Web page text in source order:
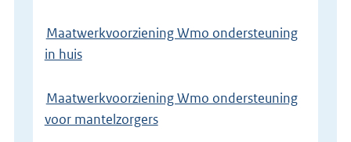
Maatwerkvoorziening Wmo ondersteuning
in huis
Maatwerkvoorziening Wmo ondersteuning
voor mantelzorgers